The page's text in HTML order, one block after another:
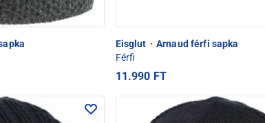
Eisglut · Arnaud férfi sapka
Férfi
11.990 FT